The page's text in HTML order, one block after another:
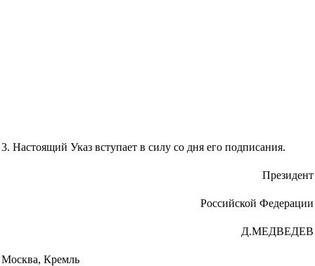
3. Настоящий Указ вступает в силу со дня его подписания.
Президент
Российской Федерации
Д.МЕДВЕДЕВ
Москва, Кремль